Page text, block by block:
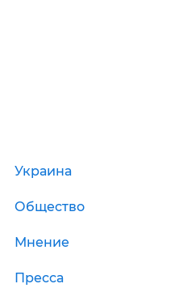
Украина
Общество
Мнение
Пресса